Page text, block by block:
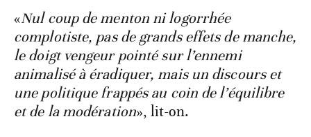
«Nul coup de menton ni logorrhée
complotiste, pas de grands effets de manche,
le doigt vengeur pointé sur l’ennemi
animalisé à éradiquer, mais un discours et
une politique frappés au coin de l’équilibre
et de la modération», lit-on.